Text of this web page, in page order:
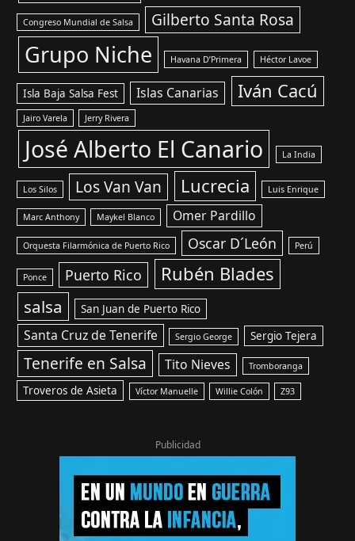
Congreso Mundial de Salsa Gilberto Santa Rosa
Grupo Niche Havana D’Primera Héctor Lavoe
Isla Baja Salsa Fest Islas Canarias Iván Cacú
Jairo Varela Jerry Rivera
José Alberto El Canario La India
Los Silos Los Van Van Lucrecia Luis Enrique
Marc Anthony Maykel Blanco Omer Pardillo
Orquesta Filarmónica de Puerto Rico Oscar D´León Perú
Ponce Puerto Rico Rubén Blades
salsa San Juan de Puerto Rico
Santa Cruz de Tenerife Sergio George Sergio Tejera
Tenerife en Salsa Tito Nieves Tromboranga
Troveros de Asieta Víctor Manuelle Willie Colón Z93
Publicidad